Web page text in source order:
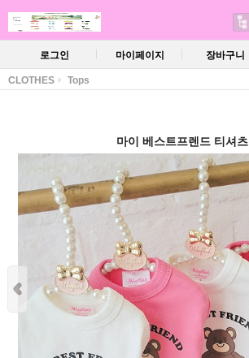
로그인 마이페이지 장바구니
CLOTHES Tops
마이 베스트프렌드 티셔츠